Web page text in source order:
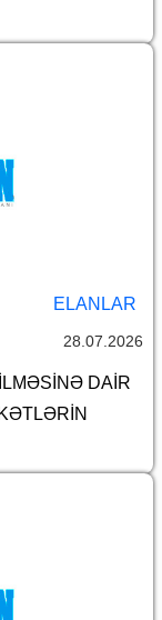
ELANLAR
28.07.2026
DAİR